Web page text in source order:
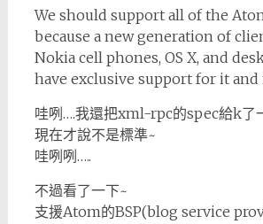
We should support all of the
because a new generation of
Nokia cell phones, OS X, and
have exclusive support for it and
哇咧….我還把xml-rpc的spec給k了
現在才說不是標準~
哇咧咧…..
不過看了一下~
支援Atom的BSP(blog service